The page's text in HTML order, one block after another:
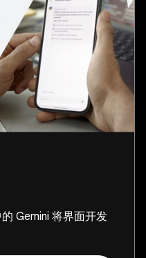
Gemini 将界面开发